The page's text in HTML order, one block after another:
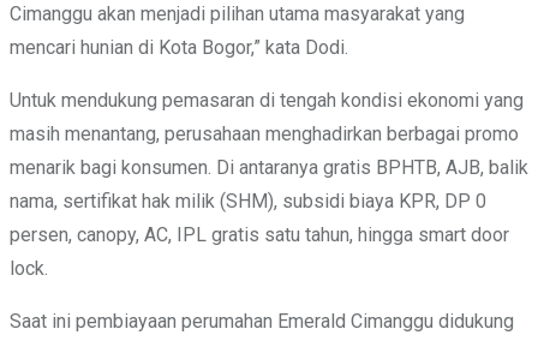
Cimanggu akan menjadi pilihan utama masyarakat yang
mencari hunian di Kota Bogor,” kata Dodi.
Untuk mendukung pemasaran di tengah kondisi ekonomi yang
masih menantang, perusahaan menghadirkan berbagai promo
menarik bagi konsumen. Di antaranya gratis BPHTB, AJB, balik
nama, sertifikat hak milik (SHM), subsidi biaya KPR, DP 0
persen, canopy, AC, IPL gratis satu tahun, hingga smart door
lock.
Saat ini pembiayaan perumahan Emerald Cimanggu didukung